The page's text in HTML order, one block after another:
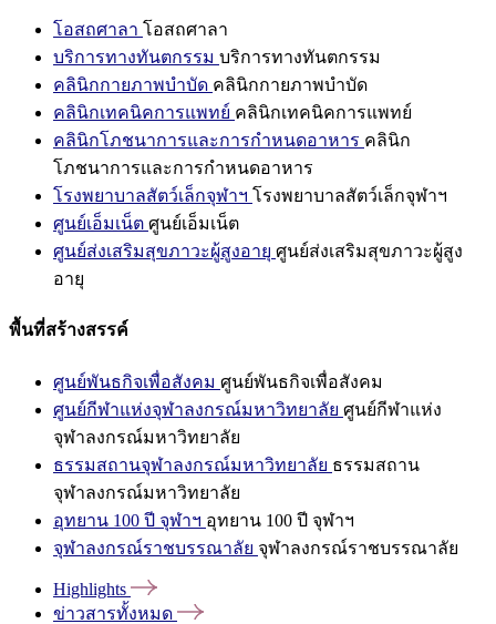
โอสถศาลา โอสถศาลา
บริการทางทันตกรรม บริการทางทันตกรรม
คลินิกกายภาพบำบัด คลินิกกายภาพบำบัด
คลินิกเทคนิคการแพทย์ คลินิกเทคนิคการแพทย์
คลินิกโภชนาการและการกำหนดอาหาร คลินิก
โภชนาการและการกำหนดอาหาร
โรงพยาบาลสัตว์เล็กจุฬาฯ โรงพยาบาลสัตว์เล็กจุฬาฯ
ศูนย์เอ็มเน็ต ศูนย์เอ็มเน็ต
ศูนย์ส่งเสริมสุขภาวะผู้สูงอายุ ศูนย์ส่งเสริมสุขภาวะผู้สูง
อายุ
พื้นที่สร้างสรรค์
ศูนย์พันธกิจเพื่อสังคม ศูนย์พันธกิจเพื่อสังคม
ศูนย์กีฬาแห่งจุฬาลงกรณ์มหาวิทยาลัย ศูนย์กีฬาแห่ง
จุฬาลงกรณ์มหาวิทยาลัย
ธรรมสถานจุฬาลงกรณ์มหาวิทยาลัย ธรรมสถาน
จุฬาลงกรณ์มหาวิทยาลัย
อุทยาน 100 ปี จุฬาฯ อุทยาน 100 ปี จุฬาฯ
จุฬาลงกรณ์ราชบรรณาลัย จุฬาลงกรณ์ราชบรรณาลัย
Highlights
ข่าวสารทั้งหมด